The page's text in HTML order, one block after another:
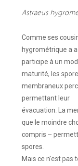
Astraeus
Comme ses
hygrométrique a
participe à un
maturité, les
membraneux
permettant leur
évacuation. La
que le moindre
compris –
spores.
Mais ce n’est